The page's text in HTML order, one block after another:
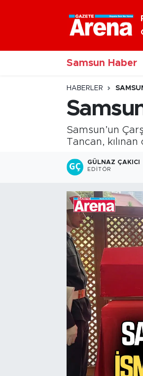
Samsun Haber
HABERLER
Samsun’un
Tancan,
GÜLNAZ ÇAKICI
EDITÖR
Nöbetçi Eczaneler
Hava Durumu
Samsun Namaz Vakitleri
Trafik Durumu
Süper Lig Puan Durumu ve
Tüm Manşetler
Haber Arşivi